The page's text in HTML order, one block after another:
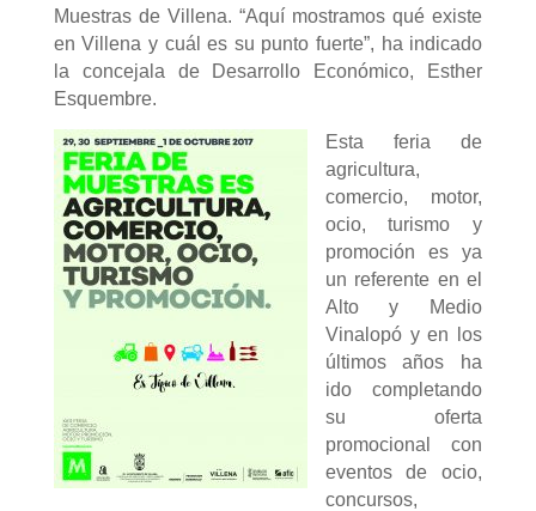
Muestras de Villena. “Aquí mostramos qué existe
en Villena y cuál es su punto fuerte”, ha indicado
la concejala de Desarrollo Económico, Esther
Esquembre.
Esta feria de
agricultura,
comercio, motor,
ocio, turismo y
promoción es ya
un referente en el
Alto y Medio
Vinalopó y en los
últimos años ha
ido completando
su oferta
promocional con
eventos de ocio,
concursos,